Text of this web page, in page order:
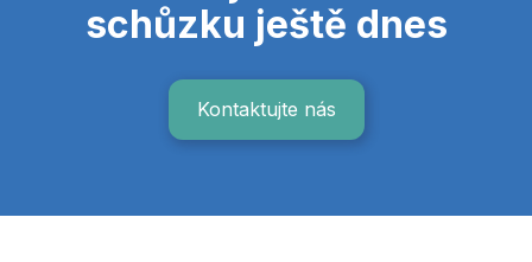
schůzku ještě dnes
Kontaktujte nás